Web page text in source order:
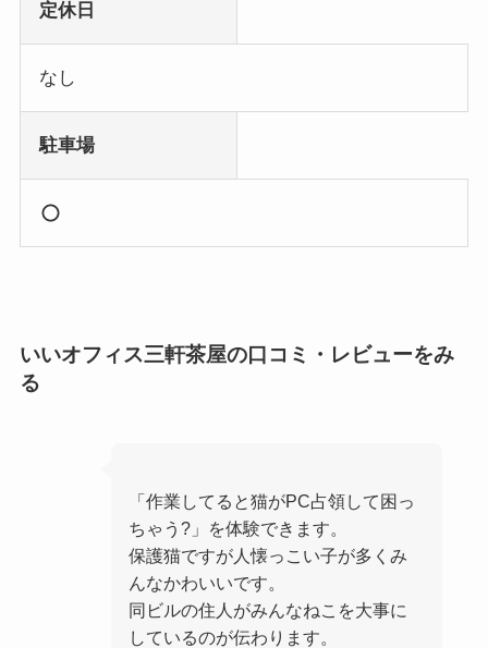
定休日
なし
駐車場
いいオフィス三軒茶屋の口コミ・レビューをみ
る
「作業してると猫がPC占領して困っ
ちゃう?」を体験できます。
保護猫ですが人懐っこい子が多くみ
んなかわいいです。
同ビルの住人がみんなねこを大事に
しているのが伝わります。